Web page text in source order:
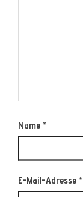
Name *
E-Mail-Adresse *